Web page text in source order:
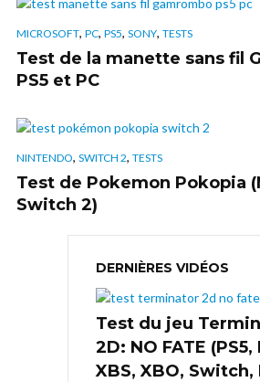
MICROSOFT, PC, PS5, SONY, TESTS
Test de la manette sans fil
PS5 et PC
NINTENDO, SWITCH 2, TESTS
Test de Pokemon Pokopia
Switch 2)
DERNIÈRES VIDÉOS
Test du jeu
2D: NO FATE (PS5,
XBS, XBO, Switch,